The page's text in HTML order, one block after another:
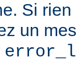
Si
un